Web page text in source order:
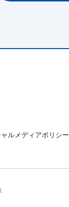
ャルメディアポリシー